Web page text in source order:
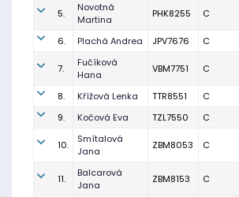
5.
Novotná
Martina
PHK8255 C
6. Plachá Andrea JPV7676 C
7.
Fučíková
Hana
VBM7751 C
8. Křížová Lenka TTR8551 C
9.
Kočová Eva TZL7550 C
10.
Smítalová
Jana
ZBM8053 C
11.
Balcarová
Jana
ZBM8153 C